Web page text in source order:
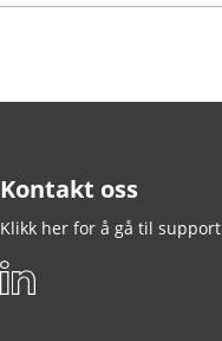
Kontakt oss
Klikk her for å gå til support